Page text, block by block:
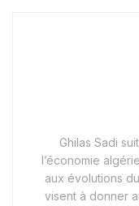
Ghilas Sadi
l’économie
aux évolutions
visent à donner